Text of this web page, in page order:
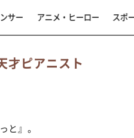
サー アニメ・ヒーロー スポ
才ピアニスト
と』。